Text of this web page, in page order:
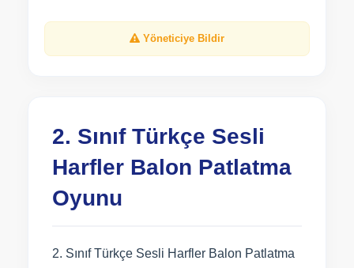
Yöneticiye Bildir
2. Sınıf Türkçe Sesli
Harfler Balon Patlatma
Oyunu
2. Sınıf Türkçe Sesli Harfler Balon Patlatma